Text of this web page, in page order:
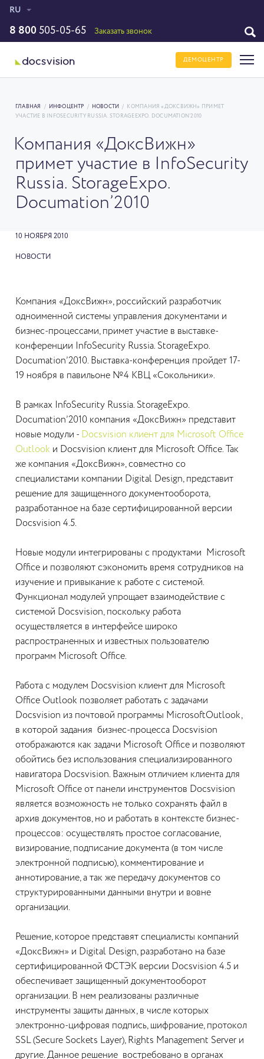
RU
8 800 505-05-65 Заказать звонок
ДЕМОЦЕНТР
ГЛАВНАЯ / ИНФОЦЕНТР / НОВОСТИ /
КОМПАНИЯ «ДОКСВИЖН» ПРИМЕТ
УЧАСТИЕ В INFOSECURITY RUSSIA. STORAGEEXPO. DOCUMATION’2010
Компания «ДоксВижн»
примет участие в InfoSecurity
Russia. StorageExpo.
Documation’2010
10 НОЯБРЯ 2010
НОВОСТИ
Компания «ДоксВижн», российский разработчик
одноименной системы управления документами и
бизнес-процессами, примет участие в выставке-
конференции InfoSecurity Russia. StorageExpo.
Documation’2010. Выставка-конференция пройдет 17-
19 ноября в павильоне №4 КВЦ «Сокольники».
В рамках InfoSecurity Russia. StorageExpo.
Documation’2010 компания «ДоксВижн» представит
новые модули - Docsvision клиент для Microsoft Office
Outlook и Docsvision клиент для Microsoft Office. Так
же компания «ДоксВижн», совместно со
специалистами компании Digital Design, представит
решение для защищенного документооборота,
разработанное на базе сертифицированной версии
Docsvision 4.5.
Новые модули интегрированы с продуктами Microsoft
Office и позволяют сэкономить время сотрудников на
изучение и привыкание к работе с системой.
Функционал модулей упрощает взаимодействие с
системой Docsvision, поскольку работа
осуществляется в интерфейсе широко
распространенных и известных пользователю
программ Microsoft Office.
Работа с модулем Docsvision клиент для Microsoft
Office Outlook позволяет работать с задачами
Docsvision из почтовой программы MicrosoftOutlook,
в которой задания бизнес-процесса Docsvision
отображаются как задачи Microsoft Office и позволяют
обойтись без использования специализированного
навигатора Docsvision. Важным отличием клиента для
Microsoft Office от панели инструментов Docsvision
является возможность не только сохранять файл в
архив документов, но и работать в контексте бизнес-
процессов: осуществлять простое согласование,
визирование, подписание документа (в том числе
электронной подписью), комментирование и
аннотирование, а так же передачу документов со
структурированными данными внутри и вовне
организации.
Решение, которое представят специалисты компаний
«ДоксВижн» и Digital Design, разработано на базе
сертифицированной ФСТЭК версии Docsvision 4.5 и
обеспечивает защищенный документооборот
организации. В нем реализованы различные
инструменты защиты данных, в числе которых
электронно-цифровая подпись, шифрование, протокол
SSL (Secure Sockets Layer), Rights Management Server и
другие. Данное решение востребовано в органах